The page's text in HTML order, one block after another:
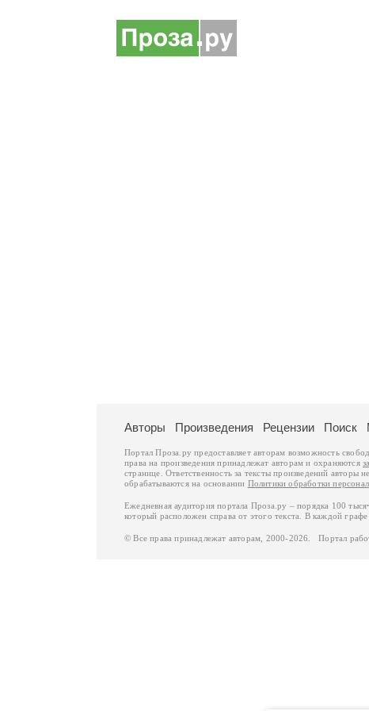
Авторы Произведения Рецензии Поиск
Портал Проза.ру предоставляет авторам возможность
права на произведения принадлежат авторам и охраняются
странице. Ответственность за тексты произведений авторы
обрабатываются на основании Политики обработки
Ежедневная аудитория портала Проза.ру – порядка 100
который расположен справа от этого текста. В каждой
© Все права принадлежат авторам, 2000-2026. Портал